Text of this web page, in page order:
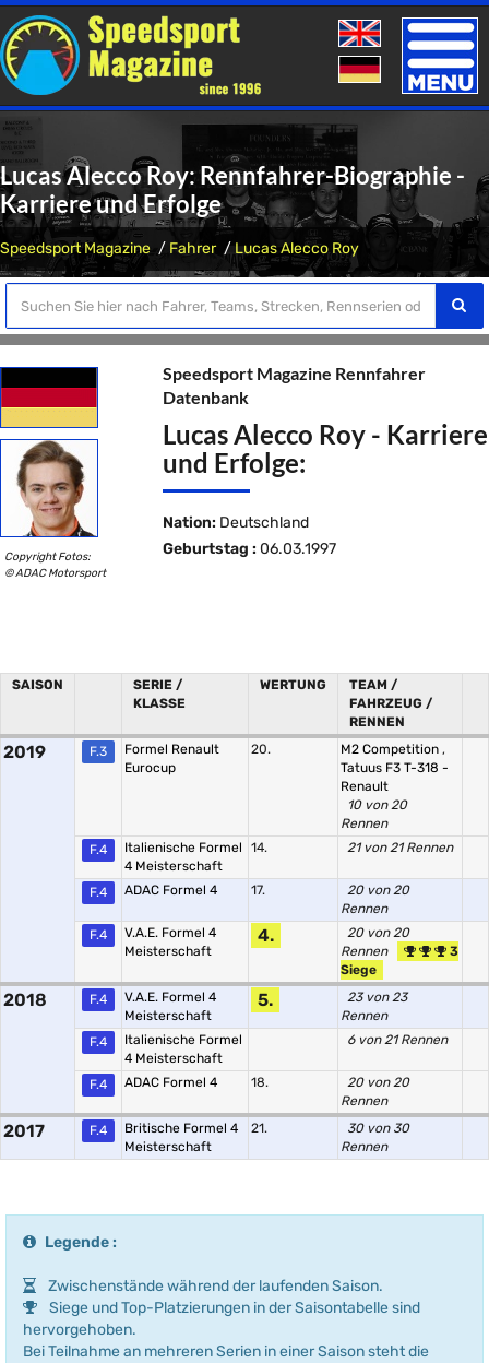
Toggle
Lucas Alecco Roy: Rennfahrer-Biographie -
Karriere und Erfolge
Speedsport Magazine Fahrer Lucas Alecco Roy
Copyright Fotos:
© ADAC Motorsport
Speedsport Magazine Rennfahrer
Datenbank
Lucas Alecco Roy - Karriere
und Erfolge:
Nation: Deutschland
Geburtstag : 06.03.1997
SAISON
SERIE /
KLASSE
WERTUNG
TEAM /
FAHRZEUG /
RENNEN
2019 F.3
Formel Renault
Eurocup
20. M2 Competition ,
Tatuus F3 T-318 -
Renault
10 von 20
Rennen
F.4
Italienische Formel
4 Meisterschaft
14. 21 von 21 Rennen
F.4 ADAC Formel 4 17.
20 von 20
Rennen
F.4
V.A.E. Formel 4
Meisterschaft
4.
20 von 20
Rennen
3
Siege
2018 F.4
V.A.E. Formel 4
Meisterschaft
5.
23 von 23
Rennen
F.4
Italienische Formel
4 Meisterschaft
6 von 21 Rennen
F.4 ADAC Formel 4 18.
20 von 20
Rennen
2017 F.4
Britische Formel 4
Meisterschaft
21.
30 von 30
Rennen
Legende :
Zwischenstände während der laufenden Saison.
Siege und Top-Platzierungen in der Saisontabelle sind
hervorgehoben.
Bei Teilnahme an mehreren Serien in einer Saison steht die